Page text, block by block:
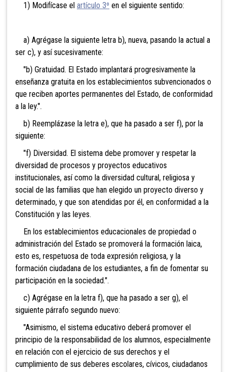
1) Modifícase el artículo 3º en el siguiente sentido:
a) Agrégase la siguiente letra b), nueva, pasando la actual a
ser c), y así sucesivamente:
"b) Gratuidad. El Estado implantará progresivamente la
enseñanza gratuita en los establecimientos subvencionados o
que reciben aportes permanentes del Estado, de conformidad
a la ley.".
b) Reemplázase la letra e), que ha pasado a ser f), por la
siguiente:
"f) Diversidad. El sistema debe promover y respetar la
diversidad de procesos y proyectos educativos
institucionales, así como la diversidad cultural, religiosa y
social de las familias que han elegido un proyecto diverso y
determinado, y que son atendidas por él, en conformidad a la
Constitución y las leyes.
En los establecimientos educacionales de propiedad o
administración del Estado se promoverá la formación laica,
esto es, respetuosa de toda expresión religiosa, y la
formación ciudadana de los estudiantes, a fin de fomentar su
participación en la sociedad.".
c) Agrégase en la letra f), que ha pasado a ser g), el
siguiente párrafo segundo nuevo:
"Asimismo, el sistema educativo deberá promover el
principio de la responsabilidad de los alumnos, especialmente
en relación con el ejercicio de sus derechos y el
cumplimiento de sus deberes escolares, cívicos, ciudadanos